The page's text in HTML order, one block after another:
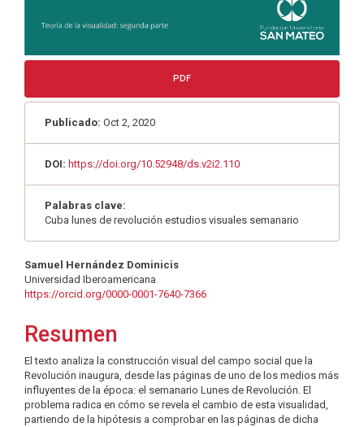
PDF
Publicado: Oct 2, 2020
DOI: https://doi.org/10.52948/ds.v2i2.110
Palabras clave:
Cuba lunes de revolución estudios visuales semanario
Contenido
principal
artículo
Samuel Hernández Dominicis
Universidad Iberoamericana
https://orcid.org/0000-0001-7640-7366
Resumen
El texto analiza la construcción visual del campo social que la
Revolución inaugura, desde las páginas de uno de los medios más
influyentes de la época: el semanario Lunes de Revolución. El
problema radica en cómo se revela el cambio de esta visualidad,
partiendo de la hipótesis a comprobar en las páginas de dicha